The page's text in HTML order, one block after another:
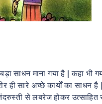
साधन माना गया है | कहा भी
ही सारे अच्छे कार्यों का साधन है
से लबरेज होकर